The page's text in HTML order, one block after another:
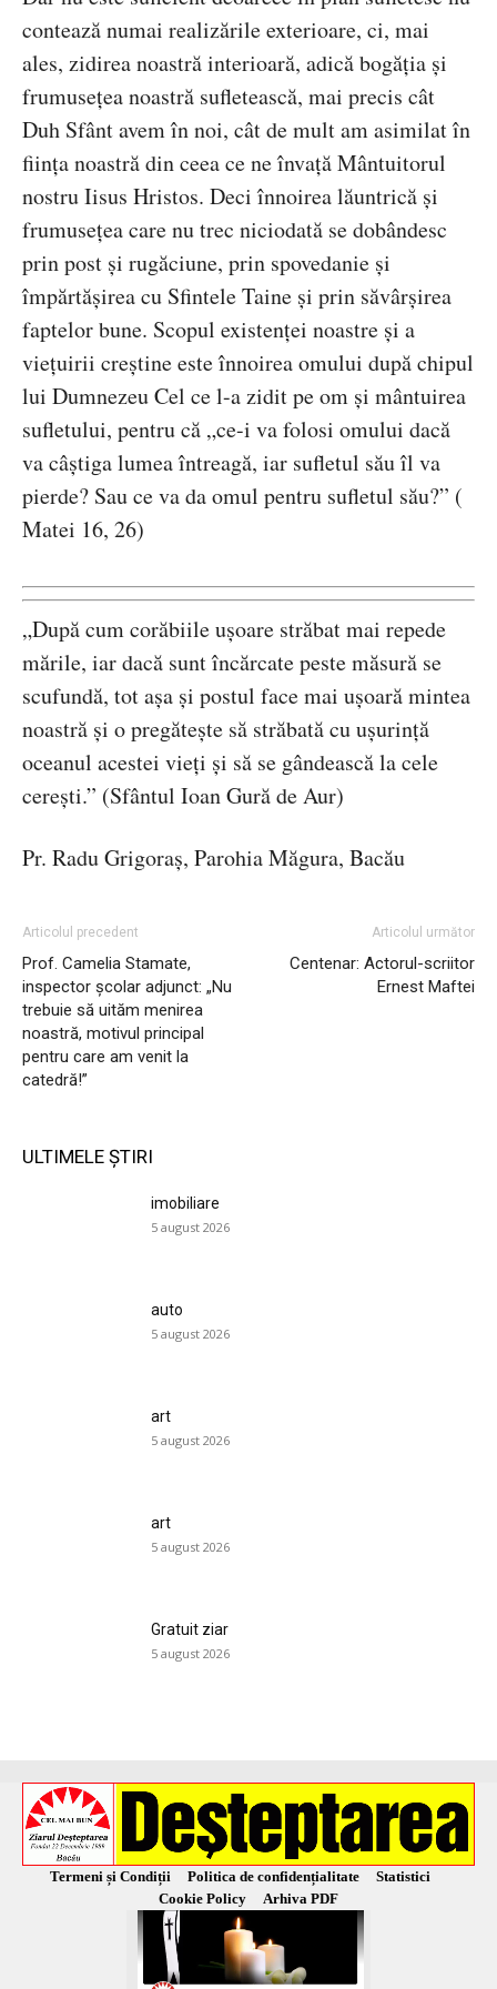
contează numai realizările exterioare, ci, mai
ales, zidirea noastră interioară, adică bogăţia şi
frumuseţea noastră sufletească, mai precis cât
Duh Sfânt avem în noi, cât de mult am asimilat în
fiinţa noastră din ceea ce ne învaţă Mântuitorul
nostru Iisus Hristos. Deci înnoirea lăuntrică şi
frumuseţea care nu trec niciodată se dobândesc
prin post şi rugăciune, prin spovedanie şi
împărtăşirea cu Sfintele Taine şi prin săvârşirea
faptelor bune. Scopul existenţei noastre şi a
vieţuirii creştine este înnoirea omului după chipul
lui Dumnezeu Cel ce l-a zidit pe om şi mântuirea
sufletului, pentru că „ce-i va folosi omului dacă
va câştiga lumea întreagă, iar sufletul său îl va
pierde? Sau ce va da omul pentru sufletul său?” (
Matei 16, 26)
„După cum corăbiile uşoare străbat mai repede
mările, iar dacă sunt încărcate peste măsură se
scufundă, tot aşa şi postul face mai uşoară mintea
noastră şi o pregăteşte să străbată cu uşurinţă
oceanul acestei vieţi şi să se gândească la cele
cereşti.” (Sfântul Ioan Gură de Aur)
Pr. Radu Grigoraș, Parohia Măgura, Bacău
Articolul precedent
Prof. Camelia Stamate,
inspector școlar adjunct: „Nu
trebuie să uităm menirea
noastră, motivul principal
pentru care am venit la
catedră!”
Articolul următor
Centenar: Actorul-scriitor
Ernest Maftei
ULTIMELE ȘTIRI
imobiliare
5 august 2026
auto
5 august 2026
art
5 august 2026
art
5 august 2026
Gratuit ziar
5 august 2026
Termeni și Condiții Politica de confidențialitate
Statistici
Cookie Policy
Arhiva PDF